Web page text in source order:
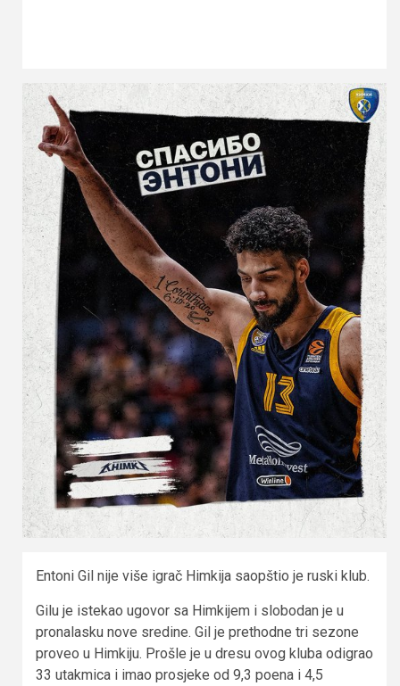
Entoni Gil nije više igrač Himkija saopštio je ruski klub.
Gilu je istekao ugovor sa Himkijem i slobodan je u
pronalasku nove sredine. Gil je prethodne tri sezone
proveo u Himkiju. Prošle je u dresu ovog kluba odigrao
33 utakmica i imao prosjeke od 9,3 poena i 4,5